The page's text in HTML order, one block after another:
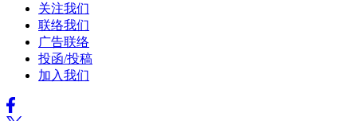
关注我们
联络我们
广告联络
投函/投稿
加入我们